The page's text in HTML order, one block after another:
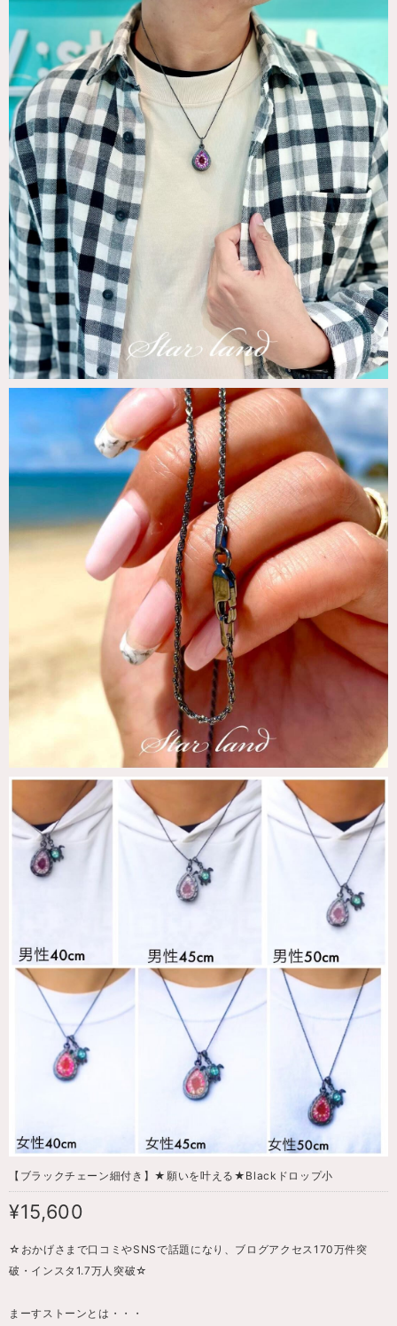
【ブラックチェーン細付き】★願いを叶える★Blackドロップ小
¥15,600
☆おかげさまで口コミやSNSで話題になり、ブログアクセス170万件突
破・インスタ1.7万人突破☆
まーすストーンとは・・・